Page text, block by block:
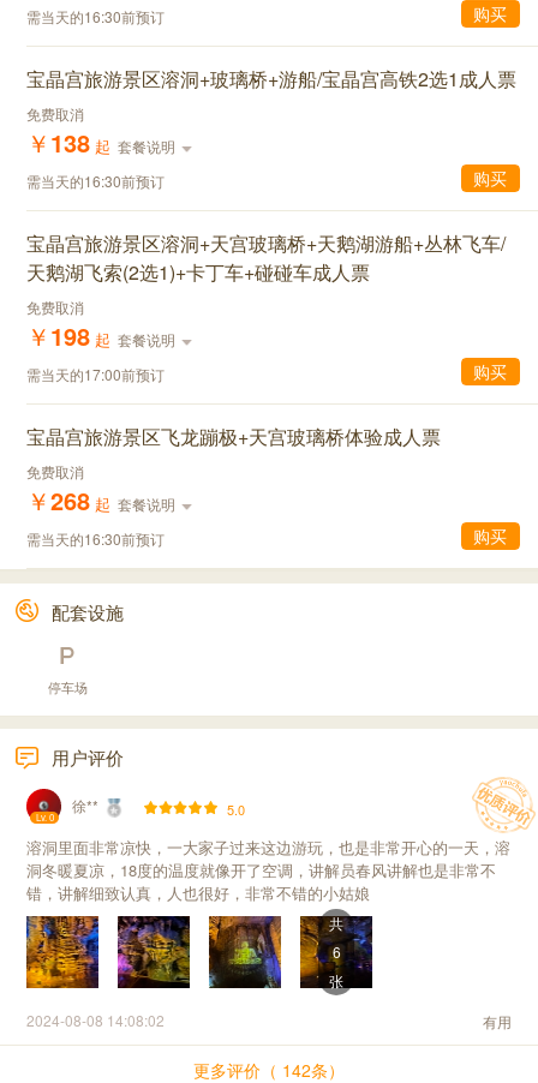
需当天的16:30前预订
购买
宝晶宫旅游景区溶洞+玻璃桥+游船/宝晶宫高铁2选1成人票
免费取消
￥138 起 套餐说明
需当天的16:30前预订
购买
宝晶宫旅游景区溶洞+天宫玻璃桥+天鹅湖游船+丛林飞车/
天鹅湖飞索(2选1)+卡丁车+碰碰车成人票
免费取消
￥198 起 套餐说明
需当天的17:00前预订
购买
宝晶宫旅游景区飞龙蹦极+天宫玻璃桥体验成人票
免费取消
￥268 起 套餐说明
需当天的16:30前预订
购买
配套设施
停车场
用户评价
Lv. 0
徐** 5.0
溶洞里面非常凉快，一大家子过来这边游玩，也是非常开心的一天，溶
洞冬暖夏凉，18度的温度就像开了空调，讲解员春风讲解也是非常不
错，讲解细致认真，人也很好，非常不错的小姑娘
共
6
张
2024-08-08 14:08:02
有用
更多评价（ 142条）